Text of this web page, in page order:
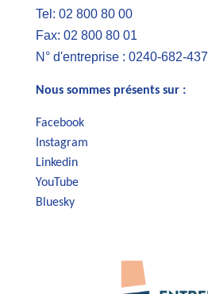
Tel: 02 800 80 00
Fax: 02 800 80 01
N° d'entreprise : 0240-682-437
Nous sommes présents sur :
Facebook
Instagram
Linkedin
YouTube
Bluesky